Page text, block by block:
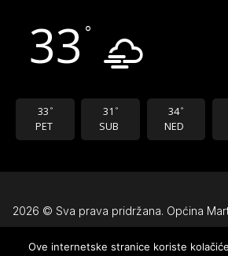
33 °
33 °
PET
31 °
SUB
34 °
NED
2026 © Sva prava pridržana. Općina
Uvjeti korištenja
Ove internetske stranice koriste